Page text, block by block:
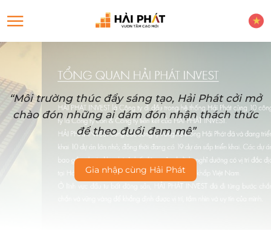
“Môi trường thúc đẩy sáng tạo, Hải Phát cởi mở
chào đón những ai dám đón nhận thách thức
để theo đuổi đam mê”
Gia nhập cùng Hải Phát